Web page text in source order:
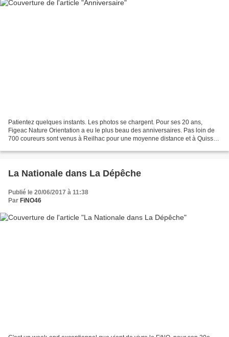
Patientez quelques instants. Les photos se chargent. Pour ses 20 ans,
Figeac Nature Orientation a eu le plus beau des anniversaires. Pas loin de
700 coureurs sont venus à Reilhac pour une moyenne distance et à Quissac
La Nationale dans La Dépêche
Publié le 20/06/2017 à 11:38
Par FiNO46